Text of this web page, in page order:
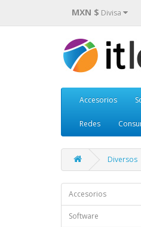
MXN $ Divisa
Accesorios
Redes
Diversos
Accesorios
Software